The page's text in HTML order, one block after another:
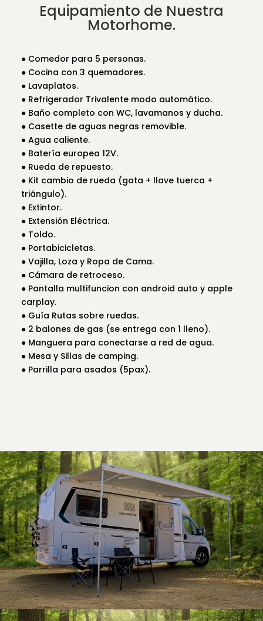
Equipamiento de Nuestra
Motorhome.
● Comedor para 5 personas.
● Cocina con 3 quemadores.
● Lavaplatos.
● Refrigerador Trivalente modo automático.
● Baño completo con WC, lavamanos y ducha.
● Casette de aguas negras removible.
● Agua caliente.
● Batería europea 12V.
● Rueda de repuesto.
● Kit cambio de rueda (gata + llave tuerca +
triángulo).
● Extintor.
● Extensión Eléctrica.
● Toldo.
● Portabicicletas.
● Vajilla, Loza y Ropa de Cama.
● Cámara de retroceso.
● Pantalla multifuncion con android auto y apple
carplay.
● Guía Rutas sobre ruedas.
● 2 balones de gas (se entrega con 1 lleno).
● Manguera para conectarse a red de agua.
● Mesa y Sillas de camping.
● Parrilla para asados (5pax).